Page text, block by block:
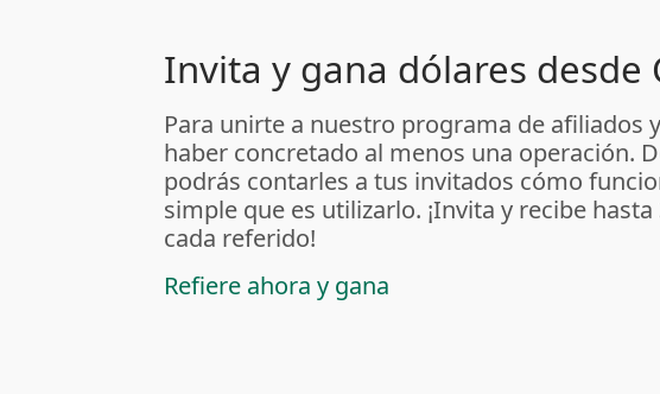
Invita y gana dólares desde
Para unirte a nuestro programa de afiliados
haber concretado al menos una operación.
podrás contarles a tus invitados cómo
simple que es utilizarlo. ¡Invita y recibe hasta
cada referido!
Refiere ahora y gana